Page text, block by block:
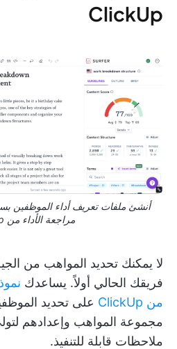
ClickUp
أنشئ ملفات تعريف أداء الموظفين
مراجعة الأداء من ClickUp
لا يمكنك تحديد المواهب من
فريقك الحالي أولاً. يساعدك
من ClickUp
على تحديد
مجموعة المواهب وإعدادهم
ملاحظات قابلة للتنفيذ.